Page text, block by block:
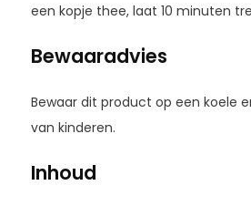
een kopje thee, laat 10 minuten
Bewaaradvies
Bewaar dit product op een koele
van kinderen.
Inhoud